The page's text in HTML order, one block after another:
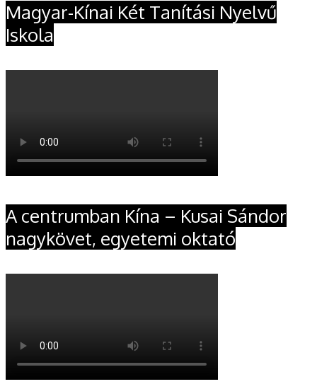
Magyar-Kínai Két Tanítási Nyelvű
Iskola
A centrumban Kína – Kusai Sándor
nagykövet, egyetemi oktató